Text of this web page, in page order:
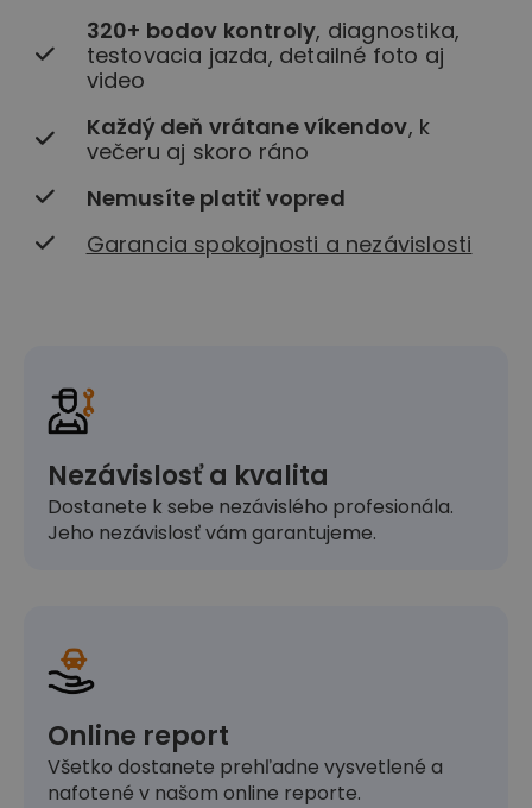
320+ bodov kontroly, diagnostika,
testovacia jazda, detailné foto aj
video
Každý deň vrátane víkendov, k
večeru aj skoro ráno
Nemusíte platiť vopred
Garancia spokojnosti a nezávislosti
Nezávislosť a kvalita
Dostanete k sebe nezávislého profesionála.
Jeho nezávislosť vám garantujeme.
Online report
Všetko dostanete prehľadne vysvetlené a
nafotené v našom online reporte.